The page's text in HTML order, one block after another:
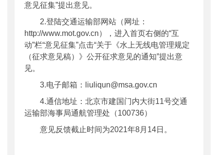
意见征集”提出意见。
2.登陆交通运输部网站（网址：
http://www.mot.gov.cn），进入首页右侧的“互
动”栏“意见征集”点击“关于《水上无线电管理规定
（征求意见稿）》公开征求意见的通知”提出意
见。
3.电子邮箱：liuliqun@msa.gov.cn
4.通信地址：北京市建国门内大街11号交通
运输部海事局通航管理处（100736）
意见反馈截止时间为2021年8月14日。